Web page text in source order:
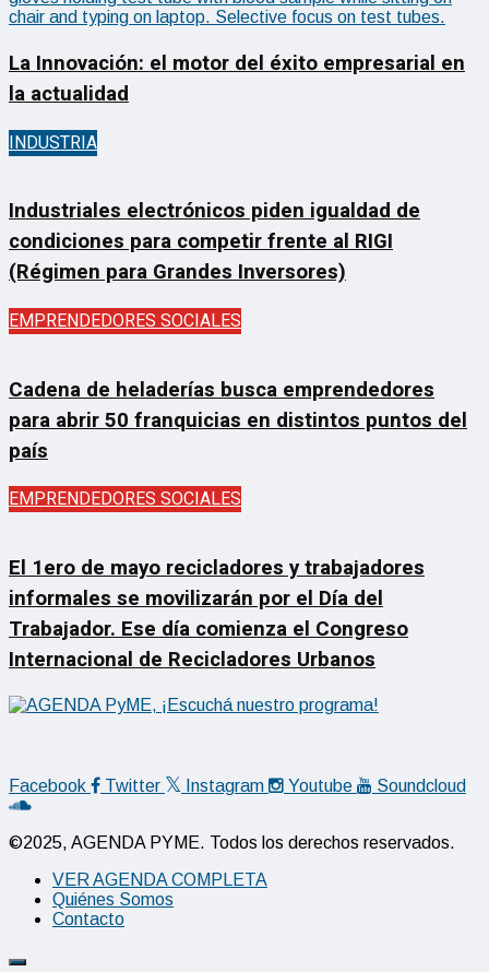
La Innovación: el motor del éxito empresarial en
la actualidad
INDUSTRIA
Industriales electrónicos piden igualdad de
condiciones para competir frente al RIGI
(Régimen para Grandes Inversores)
EMPRENDEDORES SOCIALES
Cadena de heladerías busca emprendedores
para abrir 50 franquicias en distintos puntos del
país
EMPRENDEDORES SOCIALES
El 1ero de mayo recicladores y trabajadores
informales se movilizarán por el Día del
Trabajador. Ese día comienza el Congreso
Internacional de Recicladores Urbanos
Facebook Twitter Instagram Youtube Soundcloud
©2025, AGENDA PYME. Todos los derechos reservados.
VER AGENDA COMPLETA
Quiénes Somos
Contacto